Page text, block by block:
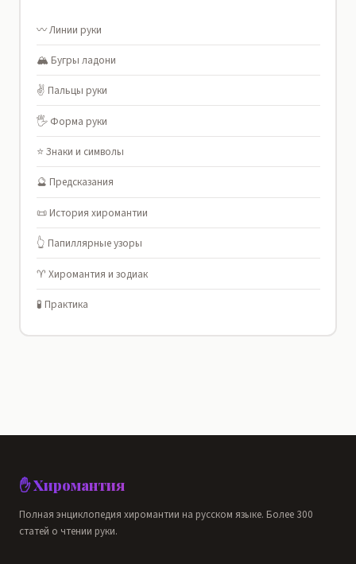
〰️ Линии руки
🏔️ Бугры ладони
✌️ Пальцы руки
🖐️ Форма руки
⭐ Знаки и символы
🔮 Предсказания
📜 История хиромантии
👆 Папиллярные узоры
♈ Хиромантия и зодиак
🧪 Практика
✋ Хиромантия
Полная энциклопедия хиромантии на русском языке. Более 300
статей о чтении руки.